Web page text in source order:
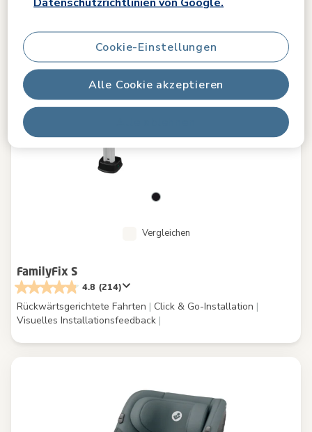
Alle Cookie akzeptieren
Cookie-Einstellungen
Vergleichen
FamilyFix S
4.8 (214)
Rückwärtsgerichtete Fahrten | Click & Go-Installation |
Visuelles Installationsfeedback |